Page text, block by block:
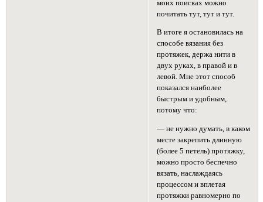
моих поисках можно
почитать тут, тут и тут.
В итоге я остановилась на
способе вязания без
протяжек, держа нити в
двух руках, в правой и в
левой. Мне этот способ
показался наиболее
быстрым и удобным,
потому что:
— не нужно думать, в каком
месте закрепить длинную
(более 5 петель) протяжку,
можно просто беспечно
вязать, наслаждаясь
процессом и вплетая
протяжки равномерно по